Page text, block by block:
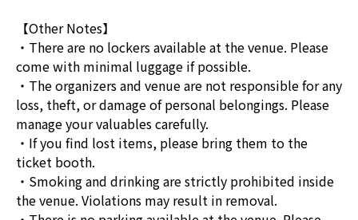
【Other Notes】
・There are no lockers available at the venue. Please
come with minimal luggage if possible.
・The organizers and venue are not responsible for any
loss, theft, or damage of personal belongings. Please
manage your valuables carefully.
・If you find lost items, please bring them to the
ticket booth.
・Smoking and drinking are strictly prohibited inside
the venue. Violations may result in removal.